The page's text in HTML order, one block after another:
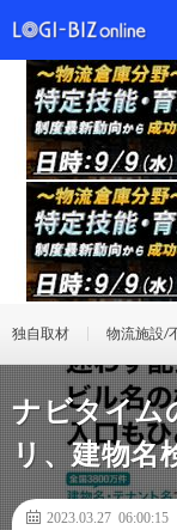
独自取材 物流施設/
ナビタイム
リ、建物名
2023.03.27 06:00:15